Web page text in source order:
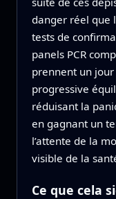
danger réel que
tests de
panels PCR
prennent un
progressive
réduisant la
en gagnant un
l’attente de la
visible de la
Ce que cela